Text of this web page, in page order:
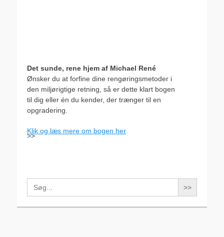
Det sunde, rene hjem af Michael René
Ønsker du at forfine dine rengøringsmetoder i
den miljørigtige retning, så er dette klart bogen
til dig eller én du kender, der trænger til en
opgradering.
Klik og læs mere om bogen her
>>
Search
for: